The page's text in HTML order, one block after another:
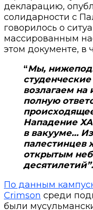
декларацию,
солидарности с
говорилось о
массированным
этом документе, в
“Мы,
возлагаем
полную
Нападение
в вакууме…
палестинцев
открытым
десятилетий”.
По данным
Crimson среди
были